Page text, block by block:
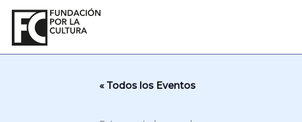
contenido
« Todos los Eventos